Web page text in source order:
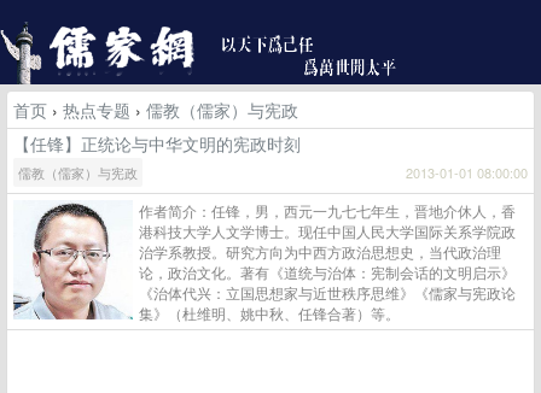
首页 › 热点专题 › 儒教（儒家）与宪政
【任锋】正统论与中华文明的宪政时刻
儒教（儒家）与宪政 2013-01-01 08:00:00
作者简介：任锋，男，西元一九七七年生，晋地介休人，香
港科技大学人文学博士。现任中国人民大学国际关系学院政
治学系教授。研究方向为中西方政治思想史，当代政治理
论，政治文化。著有《道统与治体：宪制会话的文明启示》
《治体代兴：立国思想家与近世秩序思维》《儒家与宪政论
集》（杜维明、姚中秋、任锋合著）等。